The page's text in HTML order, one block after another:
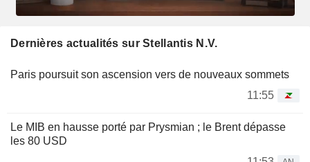
Dernières actualités sur Stellantis N.V.
Paris poursuit son ascension vers de nouveaux sommets
11:55
Le MIB en hausse porté par Prysmian ; le Brent dépasse
les 80 USD